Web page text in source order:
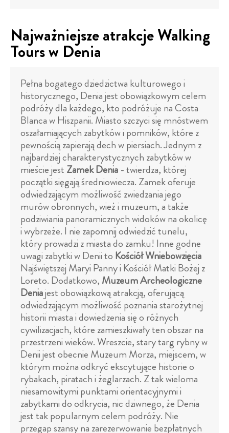
Najważniejsze atrakcje Walking
Tours w Denia
Pełna bogatego dziedzictwa kulturowego i
historycznego, Denia jest obowiązkowym celem
podróży dla każdego, kto podróżuje na Costa
Blanca w Hiszpanii. Miasto szczyci się mnóstwem
oszałamiających zabytków i pomników, które z
pewnością zapierają dech w piersiach. Jednym z
najbardziej charakterystycznych zabytków w
mieście jest Zamek Denia - twierdza, której
początki sięgają średniowiecza. Zamek oferuje
odwiedzającym możliwość zwiedzania jego
murów obronnych, wież i muzeum, a także
podziwiania panoramicznych widoków na okolicę
i wybrzeże. I nie zapomnij odwiedzić tunelu,
który prowadzi z miasta do zamku! Inne godne
uwagi zabytki w Denii to Kościół Wniebowzięcia
Najświętszej Maryi Panny i Kościół Matki Bożej z
Loreto. Dodatkowo, Muzeum Archeologiczne
Deniajest obowiązkową atrakcją, oferującą
odwiedzającym możliwość poznania starożytnej
historii miasta i dowiedzenia się o różnych
cywilizacjach, które zamieszkiwały ten obszar na
przestrzeni wieków. Wreszcie, stary targ rybny w
Denii jest obecnie Muzeum Morza, miejscem, w
którym można odkryć ekscytujące historie o
rybakach, piratach i żeglarzach. Z tak wieloma
niesamowitymi punktami orientacyjnymi i
zabytkami do odkrycia, nic dziwnego, że Denia
jest tak popularnym celem podróży. Nie
przegap szansy na zarezerwowanie bezpłatnych